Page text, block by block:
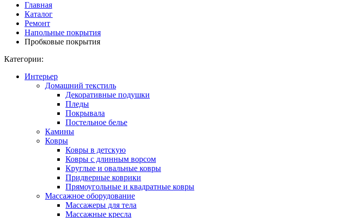
Главная
Каталог
Ремонт
Напольные покрытия
Пробковые покрытия
Категории:
Интерьер
Домашний текстиль
Декоративные подушки
Пледы
Покрывала
Постельное белье
Камины
Ковры
Ковры в детскую
Ковры с длинным ворсом
Круглые и овальные ковры
Придверные коврики
Прямоугольные и квадратные ковры
Массажное оборудование
Массажеры для тела
Массажные кресла